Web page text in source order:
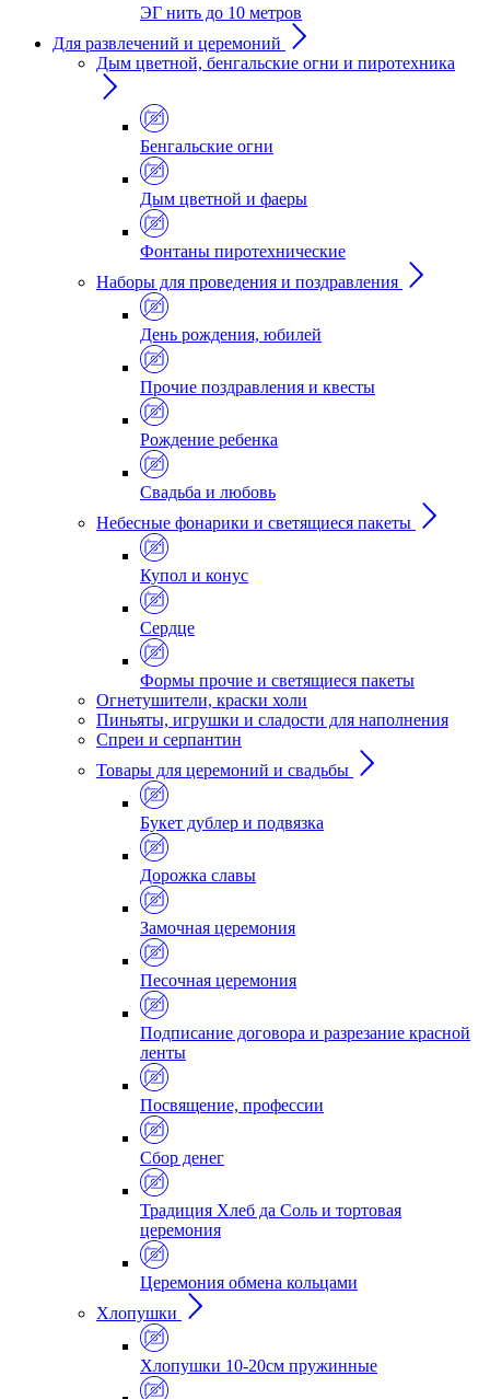
ЭГ нить до 10 метров
Для развлечений и церемоний
Дым цветной, бенгальские огни и пиротехника
Бенгальские огни
Дым цветной и фаеры
Фонтаны пиротехнические
Наборы для проведения и поздравления
День рождения, юбилей
Прочие поздравления и квесты
Рождение ребенка
Свадьба и любовь
Небесные фонарики и светящиеся пакеты
Купол и конус
Сердце
Формы прочие и светящиеся пакеты
Огнетушители, краски холи
Пиньяты, игрушки и сладости для наполнения
Спреи и серпантин
Товары для церемоний и свадьбы
Букет дублер и подвязка
Дорожка славы
Замочная церемония
Песочная церемония
Подписание договора и разрезание красной
ленты
Посвящение, профессии
Сбор денег
Традиция Хлеб да Соль и тортовая
церемония
Церемония обмена кольцами
Хлопушки
Хлопушки 10-20см пружинные